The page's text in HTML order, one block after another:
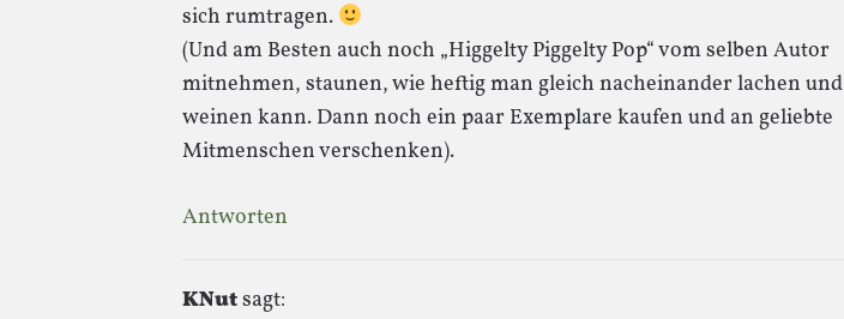
sich rumtragen.
(Und am Besten auch noch „Higgelty Piggelty Pop“ vom selben Autor
mitnehmen, staunen, wie heftig man gleich nacheinander lachen und
weinen kann. Dann noch ein paar Exemplare kaufen und an geliebte
Mitmenschen verschenken).
Antworten
KNutsagt: